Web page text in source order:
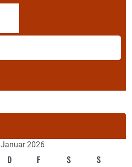
Januar 2026
D F S S